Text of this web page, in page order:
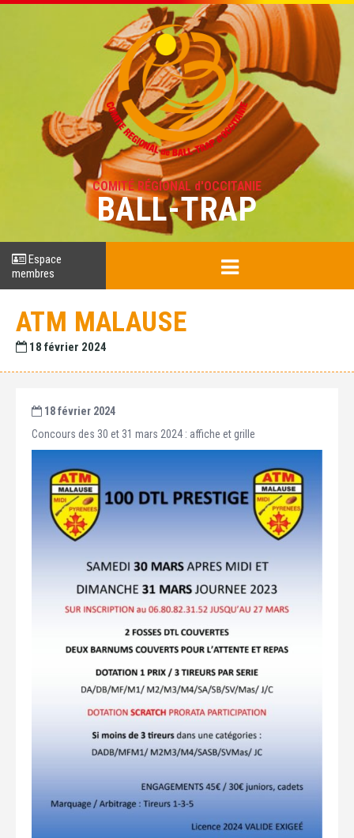
COMITÉ RÉGIONAL d'OCCITANIE
BALL-TRAP
Espace
membres
ATM MALAUSE
18 février 2024
18 février 2024
Concours des 30 et 31 mars 2024 : affiche et grille